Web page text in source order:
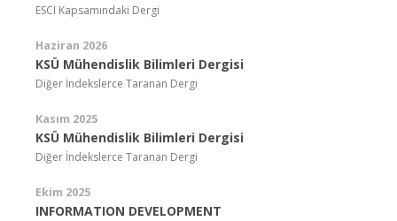
ESCI Kapsamındaki Dergi
Haziran 2026
KSÜ Mühendislik Bilimleri Dergisi
Diğer İndekslerce Taranan Dergi
Kasım 2025
KSÜ Mühendislik Bilimleri Dergisi
Diğer İndekslerce Taranan Dergi
Ekim 2025
INFORMATION DEVELOPMENT